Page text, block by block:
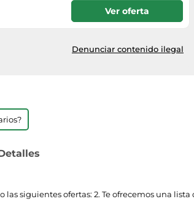
Ver oferta
Denunciar contenido ilegal
siguientes ofertas: 2. Te ofrecemos una